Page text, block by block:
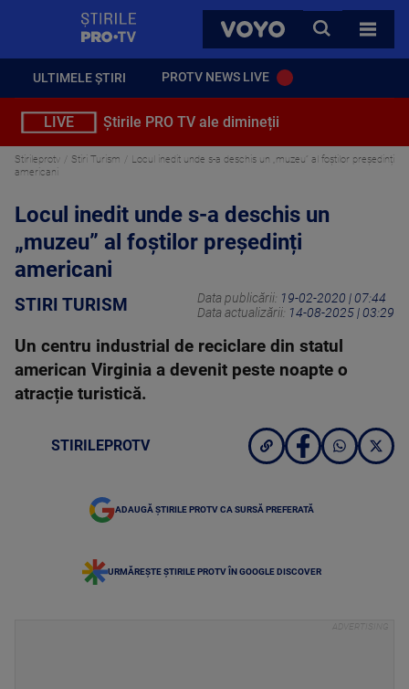
VOYO
CAUTA
TOATE
ULTIMELE ȘTIRI PROTV NEWS LIVE
LIVE Știrile PRO TV ale dimineții
Stirileprotv Stiri Turism
Locul inedit unde s-a deschis un „muzeu” al foștilor președinți
americani
Locul inedit unde s-a deschis un
„muzeu” al foștilor președinți
americani
STIRI TURISM Data publicării: 19-02-2020 | 07:44
Data actualizării: 14-08-2025 | 03:29
Un centru industrial de reciclare din statul
american Virginia a devenit peste noapte o
atracție turistică.
STIRILEPROTV
ADAUGĂ ȘTIRILE PROTV CA SURSĂ PREFERATĂ
URMĂREȘTE ȘTIRILE PROTV ÎN GOOGLE DISCOVER